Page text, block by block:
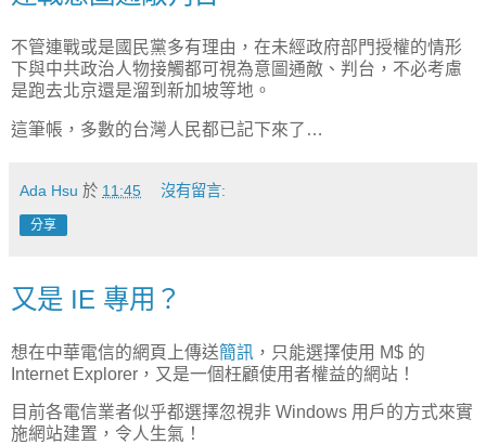
不管連戰或是國民黨多有理由，在未經政府部門授權的情形
下與中共政治人物接觸都可視為意圖通敵、判台，不必考慮
是跑去北京還是溜到新加坡等地。
這筆帳，多數的台灣人民都已記下來了…
Ada Hsu 於 11:45 沒有留言:
分享
又是 IE 專用？
想在中華電信的網頁上傳送簡訊 ，只能選擇使用 M$ 的
Internet Explorer，又是一個枉顧使用者權益的網站！
目前各電信業者似乎都選擇忽視非 Windows 用戶的方式來實
施網站建置，令人生氣！